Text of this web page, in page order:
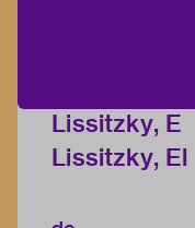
Lissitzky, E
Lissitzky, El